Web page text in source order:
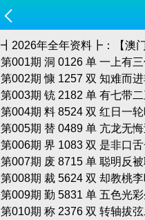
┫2026年全年资料┣：【澳
第001期 洞 0126 单 一上有
第002期 慷 1257 双 知难而
第003期 铳 2182 单 有七带
第004期 料 8524 双 红日一
第005期 替 0489 单 亢龙无
第006期 界 1083 双 是非口
第007期 废 8715 单 聪明反
第008期 裁 5624 双 却教桃
第009期 勤 5831 单 五色光
第010期 称 2376 双 转轴拔